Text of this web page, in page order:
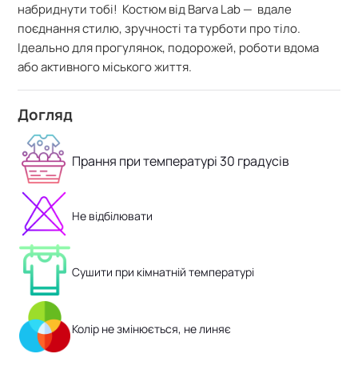
набриднути тобі! Костюм від Barva Lab — вдале
поєднання стилю, зручності та турботи про тіло.
Ідеально для прогулянок, подорожей, роботи вдома
або активного міського життя.
Догляд
Прання при температурі 30 градусів
Не відбілювати
Сушити при кімнатній температурі
Колір не змінюється, не линяє